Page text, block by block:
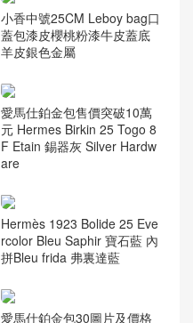
香港沙田區沙田 Hermes Min
i Lindy Swift P3 Blue de nor
d 北方藍